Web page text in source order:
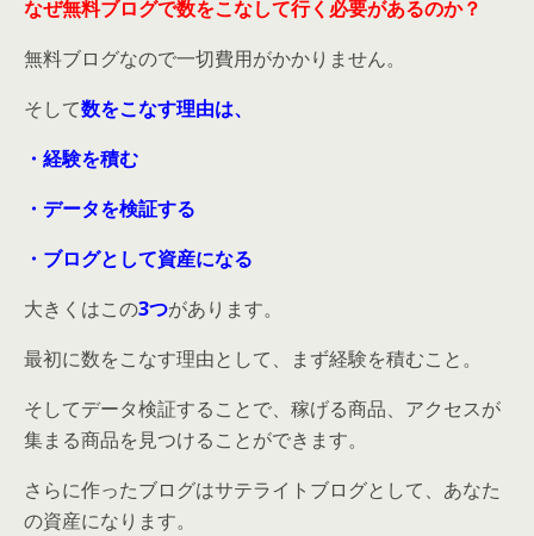
なぜ無料ブログで数をこなして行く必要があるのか？
無料ブログなので一切費用がかかりません。
そして数をこなす理由は、
・経験を積む
・データを検証する
・ブログとして資産になる
大きくはこの3つがあります。
最初に数をこなす理由として、まず経験を積むこと。
そしてデータ検証することで、稼げる商品、アクセスが
集まる商品を見つけることができます。
さらに作ったブログはサテライトブログとして、あなた
の資産になります。